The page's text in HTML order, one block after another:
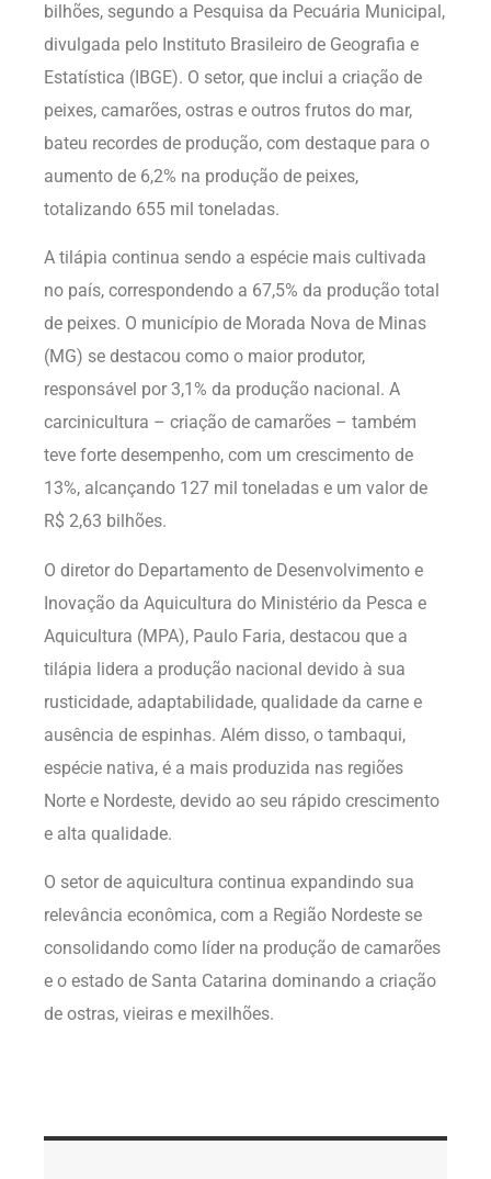
bilhões, segundo a Pesquisa da Pecuária Municipal,
divulgada pelo Instituto Brasileiro de Geografia e
Estatística (IBGE). O setor, que inclui a criação de
peixes, camarões, ostras e outros frutos do mar,
bateu recordes de produção, com destaque para o
aumento de 6,2% na produção de peixes,
totalizando 655 mil toneladas.
A tilápia continua sendo a espécie mais cultivada
no país, correspondendo a 67,5% da produção total
de peixes. O município de Morada Nova de Minas
(MG) se destacou como o maior produtor,
responsável por 3,1% da produção nacional. A
carcinicultura – criação de camarões – também
teve forte desempenho, com um crescimento de
13%, alcançando 127 mil toneladas e um valor de
R$ 2,63 bilhões.
O diretor do Departamento de Desenvolvimento e
Inovação da Aquicultura do Ministério da Pesca e
Aquicultura (MPA), Paulo Faria, destacou que a
tilápia lidera a produção nacional devido à sua
rusticidade, adaptabilidade, qualidade da carne e
ausência de espinhas. Além disso, o tambaqui,
espécie nativa, é a mais produzida nas regiões
Norte e Nordeste, devido ao seu rápido crescimento
e alta qualidade.
O setor de aquicultura continua expandindo sua
relevância econômica, com a Região Nordeste se
consolidando como líder na produção de camarões
e o estado de Santa Catarina dominando a criação
de ostras, vieiras e mexilhões.